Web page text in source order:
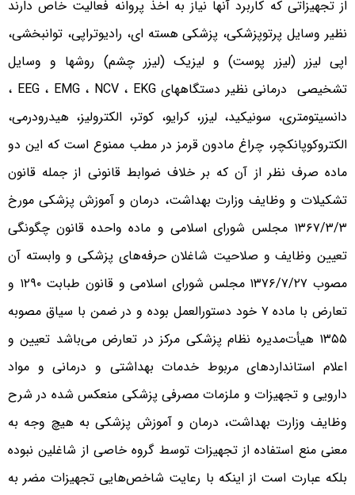
از تجهیزاتی که کاربرد آنها نیاز به اخذ پروانه فعالیت خاص دارند
نظیر وسایل پرتوپزشکی، پزشکی هسته ای، رادیوتراپی، توانبخشی،
اپی لیزر (لیزر پوست) و لیزیک (لیزر چشم) روشها و وسایل
تشخیصی درمانی نظیر دستگاههای EEG ، EMG ، NCV ، EKG ،
دانسیتومتری، سونیکید، لیزر، کرایو، کوتر، الکترولیز، هیدرودرمی،
الکتروکوپانکچر، چراغ مادون قرمز در مطب ممنوع است که این دو
ماده صرف نظر از آن که بر خلاف ضوابط قانونی از جمله قانون
تشکیلات و وظایف وزارت بهداشت، درمان و آموزش پزشکی مورخ
۱۳۶۷/۳/۳ مجلس شورای اسلامی و ماده واحده قانون چگونگی
تعیین وظایف و صلاحیت شاغلان حرفه‌های پزشکی و وابسته آن
مصوب ۱۳۷۶/۷/۲۷ مجلس شورای اسلامی و قانون طبابت ۱۲۹۰ و
تعارض با ماده ۷ خود دستورالعمل بوده و در ضمن با سیاق مصوبه
۱۳۵۵ هیأت‌مدیره نظام پزشکی مرکز در تعارض می‌باشد تعیین و
اعلام استانداردهای مربوط خدمات بهداشتی و درمانی و مواد
دارویی و تجهیزات و ملزمات مصرفی پزشکی منعکس شده در شرح
وظایف وزارت بهداشت، درمان و آموزش پزشکی به هیچ وجه به
معنی منع استفاده از تجهیزات توسط گروه خاصی از شاغلین نبوده
بلکه عبارت است از اینکه با رعایت شاخص‌هایی تجهیزات مضر به